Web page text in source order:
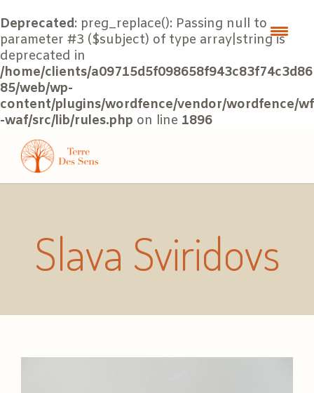
Deprecated: preg_replace(): Passing null to
parameter #3 ($subject) of type array|string is
deprecated in
/home/clients/a09715d5f098658f943c83f74c3d86
85/web/wp-
content/plugins/wordfence/vendor/wordfence/wf
-waf/src/lib/rules.php on line 1896
Slava Sviridovs